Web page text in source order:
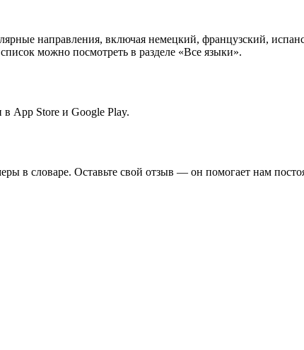
направления, включая немецкий, французский,
можно посмотреть в разделе «Все языки».
App Store и Google Play.
в словаре. Оставьте свой отзыв — он помогает нам